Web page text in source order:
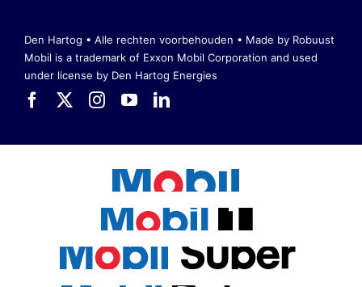
Den Hartog • Alle rechten voorbehouden • Made by Robuust
Mobil is a trademark of Exxon Mobil Corporation and used
under license by Den Hartog Energies